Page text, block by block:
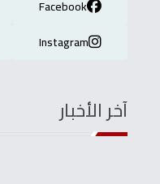
Facebook
Instagram
آخر الأخبار